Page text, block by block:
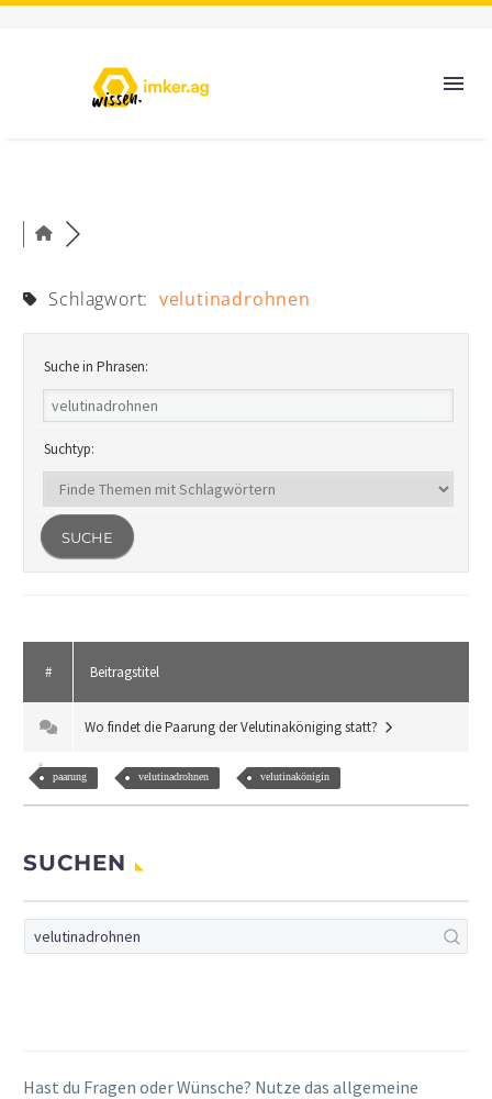
Schlagwort: velutinadrohnen
Suche in Phrasen:
Suchtyp:
# Beitragstitel
Wo findet die Paarung der Velutinaköniging statt?
paarung velutinadrohnen velutinakönigin
SUCHEN
Hast du Fragen oder Wünsche? Nutze das allgemeine